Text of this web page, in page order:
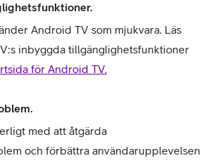
Android TV som mjukvara. Läs
inbyggda tillgänglighetsfunktioner
för Android TV.
med att åtgärda
och förbättra användarupplevelsen